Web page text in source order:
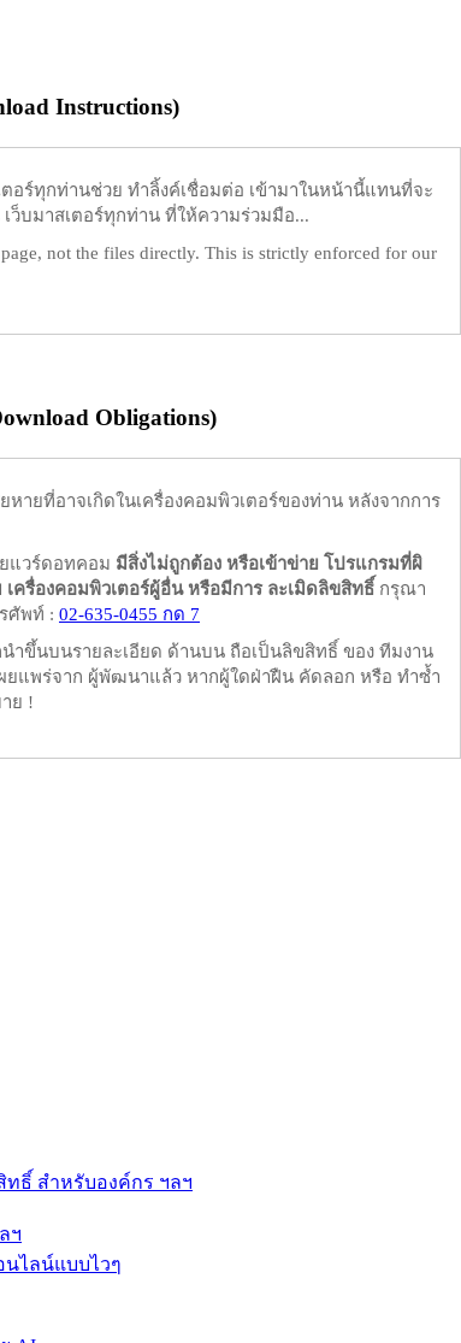
Instructions)
อร์ทุกท่านช่วย ทำลิ้งค์เชื่อมต่อ เข้ามาในหน้านี้แทนที่จะ
บมาสเตอร์ทุกท่าน ที่ให้ความร่วมมือ...
not the files directly. This is strictly enforced for our
Obligations)
หายที่อาจเกิดในเครื่องคอมพิวเตอร์ของท่าน หลังจากการ
แวร์ดอทคอม มีสิ่งไม่ถูกต้อง หรือเข้าข่าย โปรแกรมที่ผิ
ครื่องคอมพิวเตอร์ผู้อื่น หรือมีการ ละเมิดลิขสิทธิ์ กรุณา
ศัพท์ : 02-635-0455 กด 7
ำขึ้นบนรายละเอียด ด้านบน ถือเป็นลิขสิทธิ์ ของ ทีมงาน
แพร่จาก ผู้พัฒนาแล้ว หากผู้ใดฝ่าฝืน คัดลอก หรือ ทำซ้ำ
ย !
ฯ